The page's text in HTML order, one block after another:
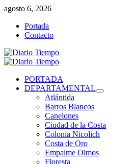
Saltar
contenido
agosto 6, 2026
Portada
Contacto
Menú
PORTADA
DEPARTAMENTAL
Atlántida
Barros Blancos
Canelones
Ciudad de la Costa
Colonia Nicolich
Costa de Oro
Empalme Olmos
Floresta